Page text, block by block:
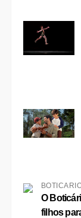
O
filhos